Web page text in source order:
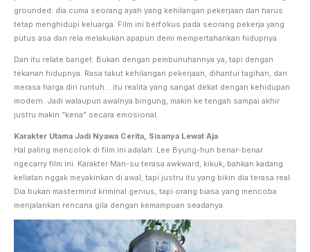
grounded: dia cuma seorang ayah yang kehilangan pekerjaan dan harus
tetap menghidupi keluarga. Film ini berfokus pada seorang pekerja yang
putus asa dan rela melakukan apapun demi mempertahankan hidupnya.
Dan itu relate banget. Bukan dengan pembunuhannya ya, tapi dengan
tekanan hidupnya. Rasa takut kehilangan pekerjaan, dihantui tagihan, dan
merasa harga diri runtuh… itu realita yang sangat dekat dengan kehidupan
modern. Jadi walaupun awalnya bingung, makin ke tengah sampai akhir
justru makin “kena” secara emosional.
Karakter Utama Jadi Nyawa Cerita, Sisanya Lewat Aja
Hal paling mencolok di film ini adalah: Lee Byung-hun benar-benar
ngecarry film ini. Karakter Man-su terasa awkward, kikuk, bahkan kadang
keliatan nggak meyakinkan di awal; tapi justru itu yang bikin dia terasa real.
Dia bukan mastermind kriminal genius, tapi orang biasa yang mencoba
menjalankan rencana gila dengan kemampuan seadanya.